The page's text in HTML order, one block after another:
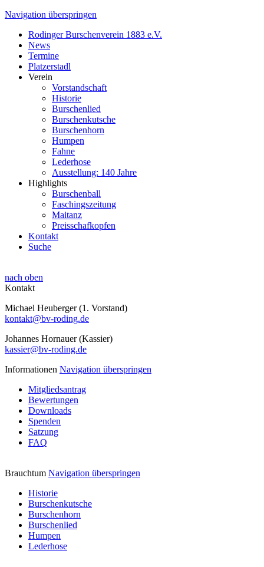
Navigation überspringen
Rodinger Burschenverein 1883 e.V.
News
Termine
Platzerstadl
Verein
Vorstandschaft
Historie
Burschenlied
Burschenkutsche
Burschenhorn
Humpen
Fahne
Lederhose
Ausstellung: 140 Jahre
Highlights
Burschenball
Faschingszeitung
Maitanz
Preisschafkopfen
Kontakt
Suche
nach oben
Kontakt
Michael Heuberger (1. Vorstand)
kontakt@bv-roding.de
Johannes Hornauer (Kassier)
kassier@bv-roding.de
Informationen Navigation überspringen
Mitgliedsantrag
Bewertungen
Downloads
Spenden
Satzung
FAQ
Brauchtum Navigation überspringen
Historie
Burschenkutsche
Burschenhorn
Burschenlied
Humpen
Lederhose